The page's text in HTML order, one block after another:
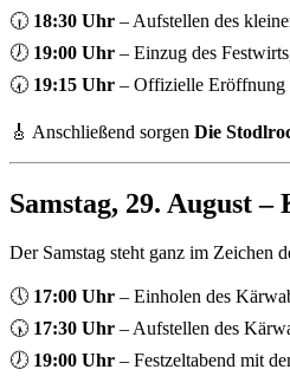
🕡 18:30 Uhr – Aufstellen des
🕖 19:00 Uhr – Einzug des
🕢 19:15 Uhr – Offizielle Eröffnung
🎸 Anschließend sorgen Die
Samstag, 29. August
Der Samstag steht ganz im Zeichen
🕔 17:00 Uhr – Einholen des
🕠 17:30 Uhr – Aufstellen des
🕖 19:00 Uhr – Festzeltabend mit